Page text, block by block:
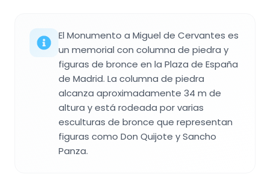
El Monumento a Miguel de Cervantes es
un memorial con columna de piedra y
figuras de bronce en la Plaza de España
de Madrid. La columna de piedra
alcanza aproximadamente 34 m de
altura y está rodeada por varias
esculturas de bronce que representan
figuras como Don Quijote y Sancho
Panza.